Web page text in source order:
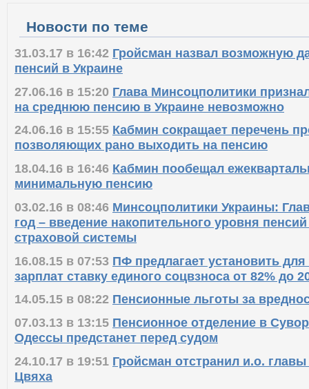
Новости по теме
31.03.17 в 16:42 Гройсман назвал возможную
пенсий в Украине
27.06.16 в 15:20 Глава Минсоцполитики
на среднюю пенсию в Украине невозможно
24.06.16 в 15:55 Кабмин сокращает перечень
позволяющих рано выходить на пенсию
18.04.16 в 16:46 Кабмин пообещал
минимальную пенсию
03.02.16 в 08:46 Минсоцполитики Украины:
год – введение накопительного уровня
страховой системы
16.08.15 в 07:53 ПФ предлагает установить
зарплат ставку единого соцвзноса от 82% до
14.05.15 в 08:22 Пенсионные льготы за
07.03.13 в 13:15 Пенсионное отделение в
Одессы предстанет перед судом
24.10.17 в 19:51 Гройсман отстранил и.о. главы
Цвяха